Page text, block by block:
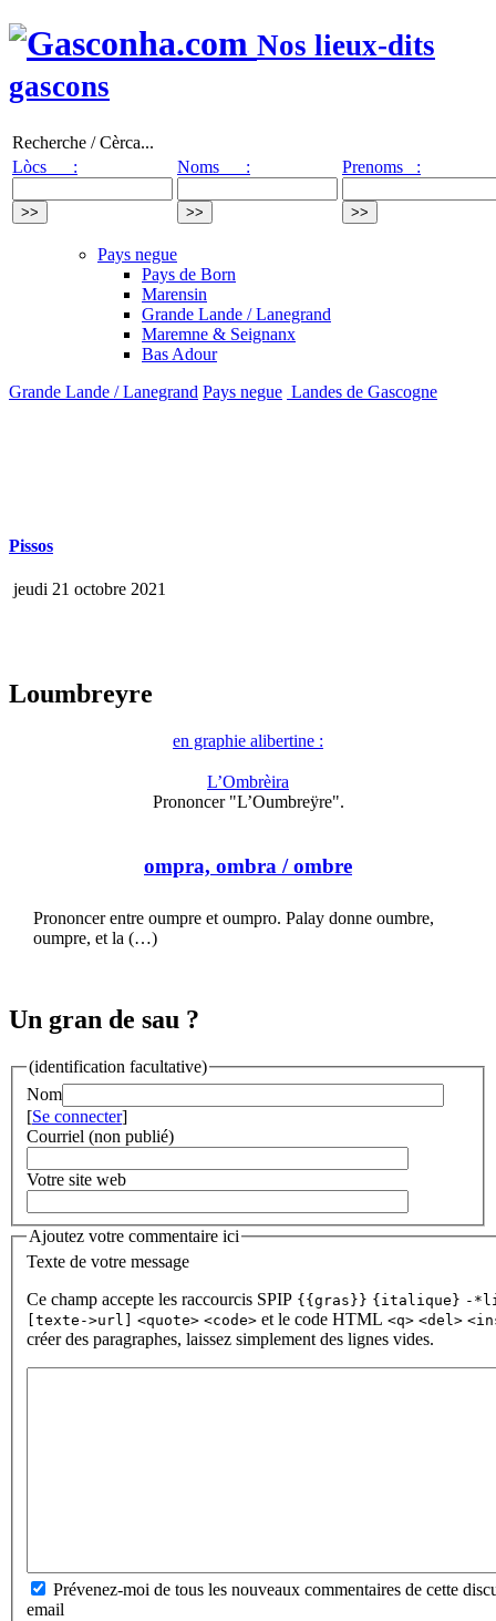
Nos lieux-dits
gascons
Recherche / Cèrca...
Lòcs :
Noms : Prenoms :
Pays negue
Pays de Born
Marensin
Grande Lande / Lanegrand
Maremne & Seignanx
Bas Adour
Grande Lande / Lanegrand Pays negue Landes de Gascogne
Pissos
jeudi 21 octobre 2021
Loumbreyre
en graphie alibertine :
L’Ombrèira
Prononcer "L’Oumbreÿre".
ompra, ombra / ombre
Prononcer entre oumpre et oumpro. Palay donne oumbre,
oumpre, et la (…)
Un gran de sau ?
(identification facultative)
Nom
[Se connecter]
Courriel (non publié)
Votre site web
Ajoutez votre commentaire ici
Texte de votre message
Ce champ accepte les raccourcis SPIP {{gras}} {italique} -
[texte->url]
<quote> <code> et le code HTML <q> <del>
créer des paragraphes, laissez simplement des lignes vides.
Prévenez-moi de tous les nouveaux commentaires de cette
email